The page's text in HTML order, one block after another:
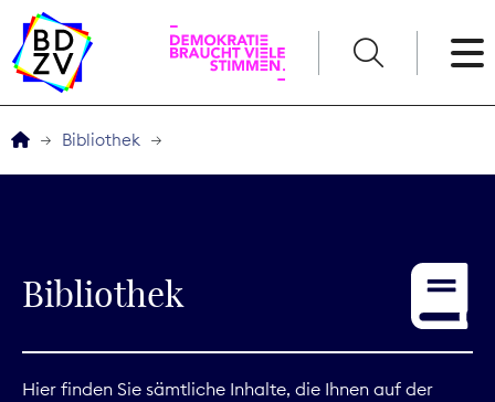
Service
Bibliothek
Bibliothek
Hier finden Sie sämtliche Inhalte, die Ihnen auf der